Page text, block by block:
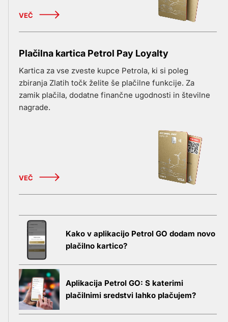
VEČ
Plačilna kartica Petrol Pay Loyalty
Kartica za vse zveste kupce Petrola, ki si poleg
zbiranja Zlatih točk želite še plačilne funkcije. Za
zamik plačila, dodatne finančne ugodnosti in številne
nagrade.
VEČ
Kako v aplikacijo Petrol GO dodam novo
plačilno kartico?
Aplikacija Petrol GO: S katerimi
plačilnimi sredstvi lahko plačujem?